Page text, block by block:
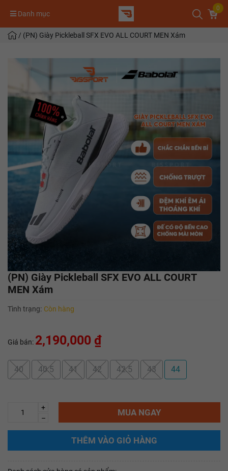
Danh mục
0
/ (PN) Giày Pickleball SFX EVO ALL COURT MEN Xám
(PN) Giày Pickleball SFX EVO ALL COURT
MEN Xám
Tình trạng: Còn hàng
Giá bán: 2,190,000 ₫
40 40.5 41 42 42.5 43 44
+
–
MUA NGAY
THÊM VÀO GIỎ HÀNG